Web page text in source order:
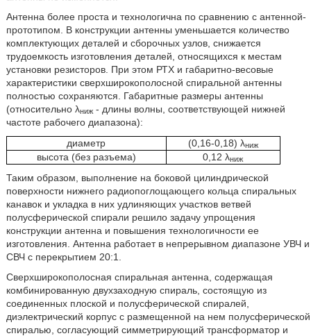
Антенна более проста и технологична по сравнению с антенной-
прототипом. В конструкции антенны уменьшается количество
комплектующих деталей и сборочных узлов, снижается
трудоемкость изготовления деталей, относящихся к местам
установки резисторов. При этом РТХ и габаритно-весовые
характеристики сверхширокополосной спиральной антенны
полностью сохраняются. Габаритные размеры антенны
(относительно λниж- длины волны, соответствующей нижней
частоте рабочего диапазона):
диаметр
(0,16-0,18) λниж
высота (без разъема) 0,12 λниж
Таким образом, выполнение на боковой цилиндрической
поверхности нижнего радиопоглощающего кольца спиральных
канавок и укладка в них удлиняющих участков ветвей
полусферической спирали решило задачу упрощения
конструкции антенна и повышения технологичности ее
изготовления. Антенна работает в непрерывном диапазоне УВЧ и
СВЧ с перекрытием 20:1.
Сверхширокополосная спиральная антенна, содержащая
комбинированную двухзаходную спираль, состоящую из
соединенных плоской и полусферической спиралей,
диэлектрический корпус с размещенной на нем полусферической
спиралью, согласующий симметрирующий трансформатор и